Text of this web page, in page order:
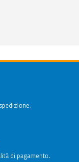
di pagamento.